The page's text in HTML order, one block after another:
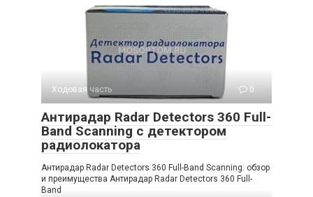
Ходовая часть 0
Антирадар Radar Detectors 360 Full-
Band Scanning с детектором
радиолокатора
Антирадар Radar Detectors 360 Full-Band Scanning: обзор
и преимущества Антирадар Radar Detectors 360 Full-
Band